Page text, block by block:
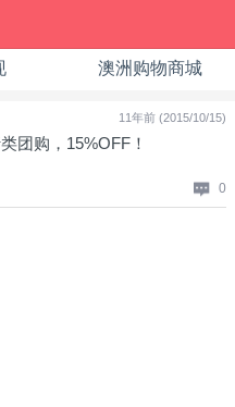
澳洲购物商城
11年前 (2015/10/15)
团购，15%OFF！
0